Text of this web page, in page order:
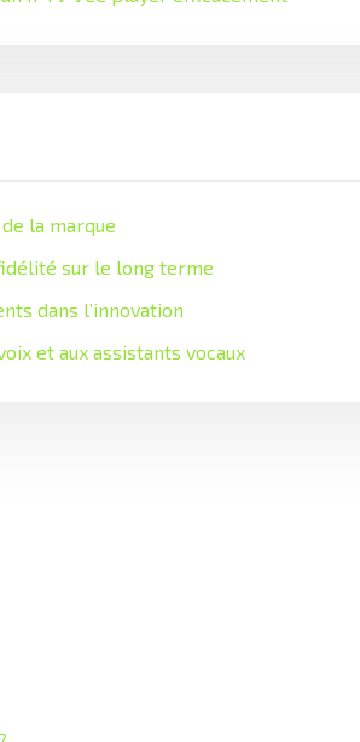
la marque
sur le long terme
dans l’innovation
et aux assistants vocaux